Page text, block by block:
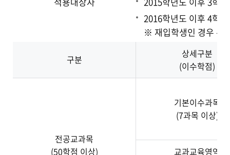
2016학년도 이후 4학
※ 재입학생인 경우 유
구분
상세구분
(이수학점)
전공교과목
(50학점 이상)
기본이수과목
(7과목 이상)
교과교육영역